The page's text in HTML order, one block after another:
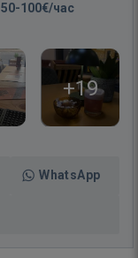
50-100€/час
+19
WhatsApp